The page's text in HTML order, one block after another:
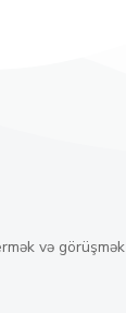
və görüşmək